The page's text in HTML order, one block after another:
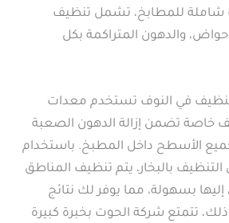
شاملة للمطابخ، تشمل تنظيف
والدهون المتراكمة بكل
في النوف تستخدم معدات
خاصة تضمن إزالة الدهون الصعبة
الأسطح داخل المطبخ. باستخدام
بالبخار، يتم تنظيف المناطق
بسهولة، مما يوفر لك نتائج
ذلك، تتمتع شركة الحوت بخبرة كبيرة